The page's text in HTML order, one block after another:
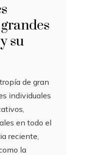
su
de gran
individuales
en todo el
reciente,
la